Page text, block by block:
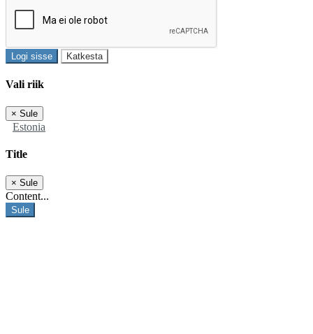
Logi sisse Katkesta
Vali riik
× Sule
Estonia
Title
× Sule
Content...
Sule